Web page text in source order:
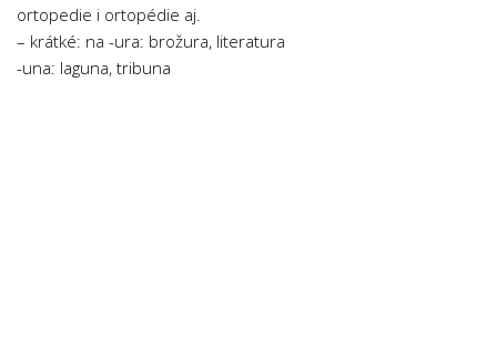
ortopedie i ortopédie aj.
– krátké: na -ura: brožura, literatura
-una: laguna, tribuna